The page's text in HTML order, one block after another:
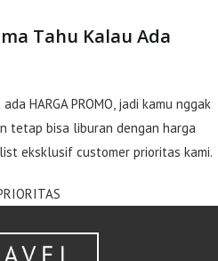
Tahu Kalau Ada
HARGA PROMO, jadi kamu nggak
tetap bisa liburan dengan harga
eksklusif customer prioritas kami.